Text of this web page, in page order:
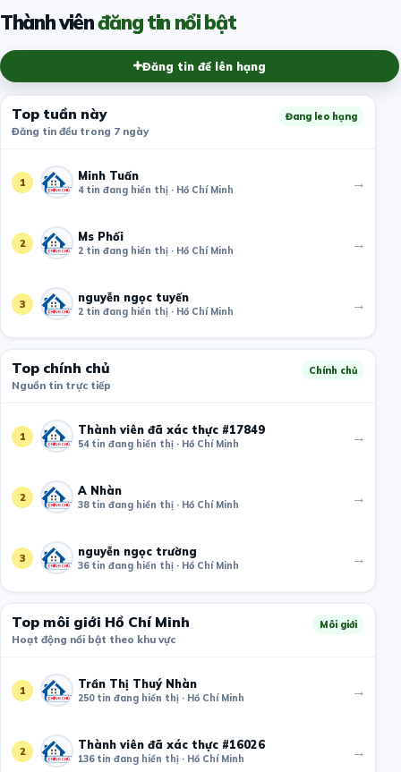
Thành viênđăng tin nổi bật
Đăng tin để lên hạng
Top tuần này
Đăng tin đều trong 7 ngày
Đang leo hạng
1 Minh Tuấn
4 tin đang hiển thị · Hồ Chí Minh →
2 Ms Phối
2 tin đang hiển thị · Hồ Chí Minh →
3 nguyễn ngọc tuyến
2 tin đang hiển thị · Hồ Chí Minh →
Top chính chủ
Nguồn tin trực tiếp
Chính chủ
1 Thành viên đã xác thực #17849
54 tin đang hiển thị · Hồ Chí Minh →
2 A Nhàn
38 tin đang hiển thị · Hồ Chí Minh →
3 nguyễn ngọc trường
36 tin đang hiển thị · Hồ Chí Minh →
Top môi giới Hồ Chí Minh
Hoạt động nổi bật theo khu vực
Môi giới
1 Trần Thị Thuý Nhàn
250 tin đang hiển thị · Hồ Chí Minh →
2 Thành viên đã xác thực #16026
136 tin đang hiển thị · Hồ Chí Minh →